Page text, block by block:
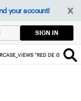
your account!
SIGN IN
"RED DE